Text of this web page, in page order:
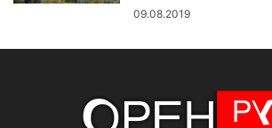
09.08.2019